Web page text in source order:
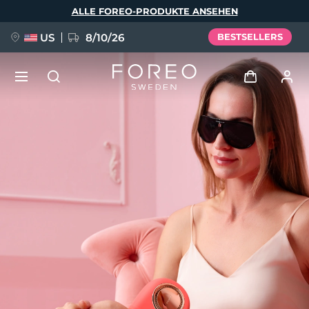
ALLE FOREO-PRODUKTE ANSEHEN
US 8/10/26 BESTSELLERS
Anmelden
Benutzerkonto
Meine Geräte
Meine Bestellungen
Meine Adressen
Meine Abonnements
FAQ™ Pure Beauty-Tech Elixir
BREAKING NEWS
issa™ Teeth Whitening Set
Deutsch
Español
Italiano
Português
Svenska
简体中文 繁體中文